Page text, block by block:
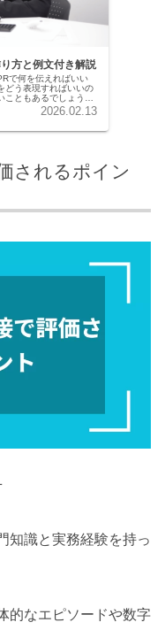
方と例文付き解説
で何を伝えればいい
どう表現すればいいの
ともあるでしょう。
トを押さえて作成する
2026.02.13
されるポイン
知識と実務経験を持っ
的なエピソードや数字